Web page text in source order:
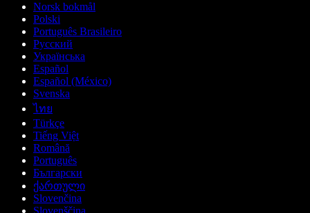
Norsk bokmål
Polski
Português Brasileiro
Русский
Українська
Español
Español (México)
Svenska
ไทย
Türkçe
Tiếng Việt
Română
Português
Български
ქართული
Slovenčina